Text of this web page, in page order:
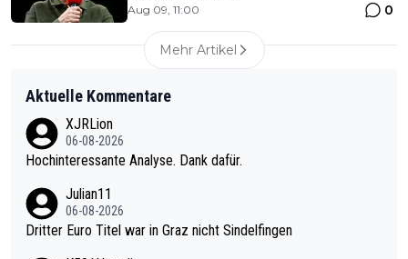
Aug 09, 11:00 0
Mehr Artikel
Aktuelle Kommentare
XJRLion
06-08-2026
Hochinteressante Analyse. Dank dafür.
Julian11
06-08-2026
Dritter Euro Titel war in Graz nicht Sindelfingen